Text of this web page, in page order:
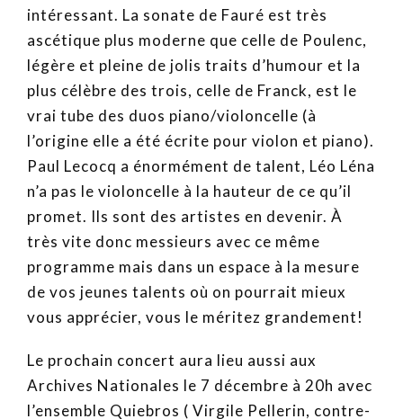
intéressant. La sonate de Fauré est très
ascétique plus moderne que celle de Poulenc,
légère et pleine de jolis traits d’humour et la
plus célèbre des trois, celle de Franck, est le
vrai tube des duos piano/violoncelle (à
l’origine elle a été écrite pour violon et piano).
Paul Lecocq a énormément de talent, Léo Léna
n’a pas le violoncelle à la hauteur de ce qu’il
promet. Ils sont des artistes en devenir. À
très vite donc messieurs avec ce même
programme mais dans un espace à la mesure
de vos jeunes talents où on pourrait mieux
vous apprécier, vous le méritez grandement!
Le prochain concert aura lieu aussi aux
Archives Nationales le 7 décembre à 20h avec
l’ensemble Quiebros ( Virgile Pellerin, contre-